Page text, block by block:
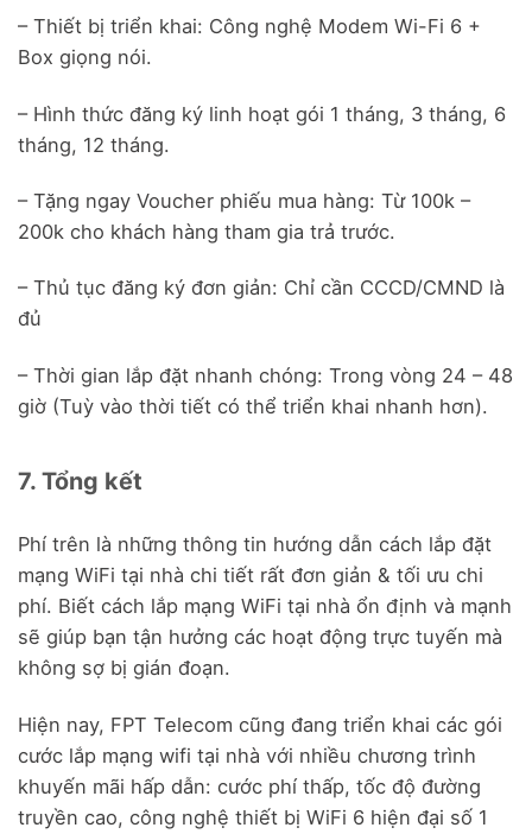
– Thiết bị triển khai: Công nghệ Modem Wi-Fi 6 +
Box giọng nói.
– Hình thức đăng ký linh hoạt gói 1 tháng, 3 tháng, 6
tháng, 12 tháng.
– Tặng ngay Voucher phiếu mua hàng: Từ 100k –
200k cho khách hàng tham gia trả trước.
– Thủ tục đăng ký đơn giản: Chỉ cần CCCD/CMND là
đủ
– Thời gian lắp đặt nhanh chóng: Trong vòng 24 – 48
giờ (Tuỳ vào thời tiết có thể triển khai nhanh hơn).
7. Tổng kết
Phí trên là những thông tin hướng dẫn cách lắp đặt
mạng WiFi tại nhà chi tiết rất đơn giản & tối ưu chi
phí. Biết cách lắp mạng WiFi tại nhà ổn định và mạnh
sẽ giúp bạn tận hưởng các hoạt động trực tuyến mà
không sợ bị gián đoạn.
Hiện nay, FPT Telecom cũng đang triển khai các gói
cước lắp mạng wifi tại nhà với nhiều chương trình
khuyến mãi hấp dẫn: cước phí thấp, tốc độ đường
truyền cao, công nghệ thiết bị WiFi 6 hiện đại số 1